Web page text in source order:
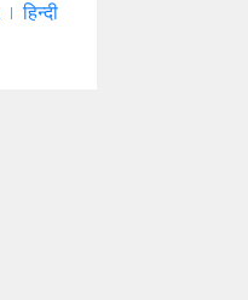
हिन्दी